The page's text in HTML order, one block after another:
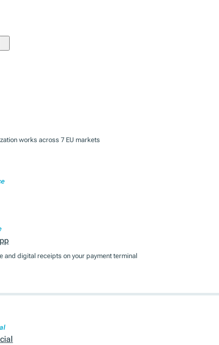
works across 7 EU markets
and digital receipts on your payment terminal